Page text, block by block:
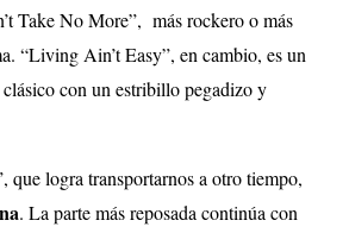
Take No More”, más rockero o más
“Living Ain’t Easy”, en cambio, es un
con un estribillo pegadizo y
que logra transportarnos a otro tiempo,
. La parte más reposada continúa con